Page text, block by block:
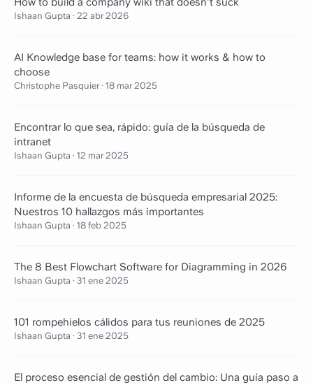
Ishaan Gupta · 22 abr 2026
AI Knowledge base for teams: how it works & how to
choose
Christophe Pasquier · 18 mar 2025
Encontrar lo que sea, rápido: guía de la búsqueda de
intranet
Ishaan Gupta · 12 mar 2025
Informe de la encuesta de búsqueda empresarial 2025:
Nuestros 10 hallazgos más importantes
Ishaan Gupta · 18 feb 2025
The 8 Best Flowchart Software for Diagramming in 2026
Ishaan Gupta · 31 ene 2025
101 rompehielos cálidos para tus reuniones de 2025
Ishaan Gupta · 31 ene 2025
El proceso esencial de gestión del cambio: Una guía paso a